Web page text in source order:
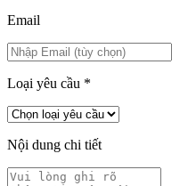
Email
Loại yêu cầu *
Nội dung chi tiết